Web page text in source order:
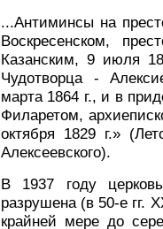
...Антиминсы на
Воскресенском,
Казанским, 9 июля
Чудотворца -
марта 1864 г., и в
Филаретом,
октября 1829 г.»
Алексеевского).
В 1937 году
разрушена (в 50-е гг.
крайней мере до